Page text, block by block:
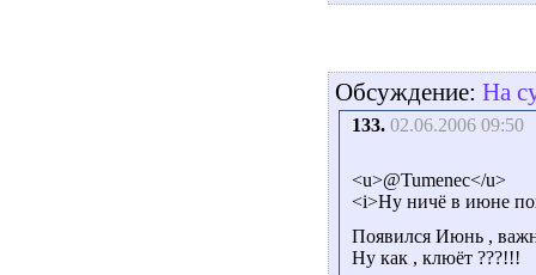
Обсуждение: На
133. 02.06.2006 09:50
<u>@Tumenec</u>
<i>Ну ничё в июне
Появился Июнь ,
Ну как , клюёт ???!!!